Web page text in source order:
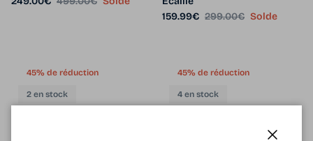
Prix soldé
159.99€ Prix habituel
299.00€ Solde
45% de réduction
2 en stock
45% de réduction
4 en stock